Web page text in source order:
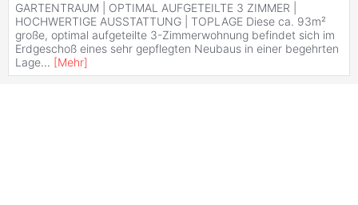
GARTENTRAUM | OPTIMAL AUFGETEILTE 3 ZIMMER |
HOCHWERTIGE AUSSTATTUNG | TOPLAGE Diese ca. 93m²
große, optimal aufgeteilte 3-Zimmerwohnung befindet sich im
Erdgeschoß eines sehr gepflegten Neubaus in einer begehrten
Lage... [Mehr]